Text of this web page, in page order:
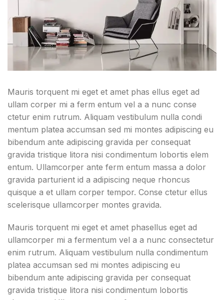
Mauris torquent mi eget et amet phas ellus eget ad
ullam corper mi a ferm entum vel a a nunc conse
ctetur enim rutrum. Aliquam vestibulum nulla condi
mentum platea accumsan sed mi montes adipiscing eu
bibendum ante adipiscing gravida per consequat
gravida tristique litora nisi condimentum lobortis elem
entum. Ullamcorper ante ferm entum massa a dolor
gravida parturient id a adipiscing neque rhoncus
quisque a et ullam corper tempor. Conse ctetur ellus
scelerisque ullamcorper montes gravida.
Mauris torquent mi eget et amet phasellus eget ad
ullamcorper mi a fermentum vel a a nunc consectetur
enim rutrum. Aliquam vestibulum nulla condimentum
platea accumsan sed mi montes adipiscing eu
bibendum ante adipiscing gravida per consequat
gravida tristique litora nisi condimentum lobortis